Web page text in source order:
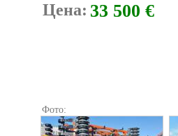
Цена: 33 500 €
Фото: